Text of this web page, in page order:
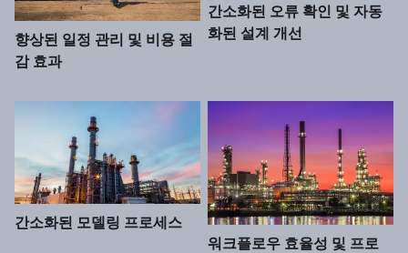
향상된 일정 관리 및 비용 절
감 효과
간소화된 오류 확인 및 자동
화된 설계 개선
간소화된 모델링 프로세스
워크플로우 효율성 및 프로